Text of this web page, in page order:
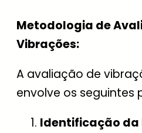
Metodologia de
Vibrações:
A avaliação de
envolve os seguintes
Identificação da